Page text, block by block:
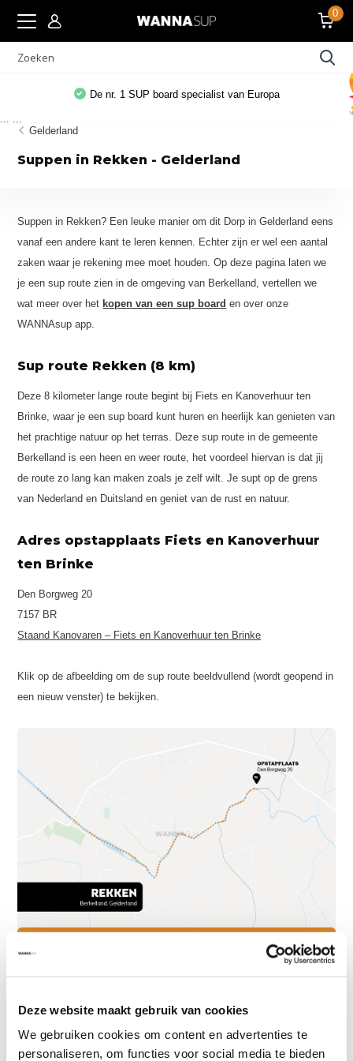
Deze website maakt gebruik van cookies
We gebruiken cookies om content en advertenties te
personaliseren, om functies voor social media te bieden
0
De nr. 1 SUP board specialist van Europa
Gelderland
Suppen in Rekken - Gelderland
Suppen in Rekken? Een leuke manier om dit Dorp in Gelderland eens
vanaf een andere kant te leren kennen. Echter zijn er wel een aantal
zaken waar je rekening mee moet houden. Op deze pagina laten we
je een sup route zien in de omgeving van Berkelland, vertellen we
wat meer over het kopen van een sup board en over onze
WANNAsup app.
Sup route Rekken (8 km)
Deze 8 kilometer lange route begint bij Fiets en Kanoverhuur ten
Brinke, waar je een sup board kunt huren en heerlijk kan genieten van
het prachtige natuur op het terras. Deze sup route in de gemeente
Berkelland is een heen en weer route, het voordeel hiervan is dat jij
de route zo lang kan maken zoals je zelf wilt. Je supt op de grens
van Nederland en Duitsland en geniet van de rust en natuur.
Adres opstapplaats Fiets en Kanoverhuur
ten Brinke
Den Borgweg 20
7157 BR
Staand Kanovaren – Fiets en Kanoverhuur ten Brinke
Klik op de afbeelding om de sup route beeldvullend (wordt geopend in
een nieuw venster) te bekijken.
Sup board kopen
Ben jij om en wil jij je eigen sup board hebben? Wij bieden all around
... ...